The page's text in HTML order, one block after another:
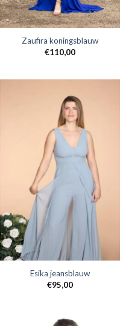
Zaufira koningsblauw
€110,00
Esika jeansblauw
€95,00